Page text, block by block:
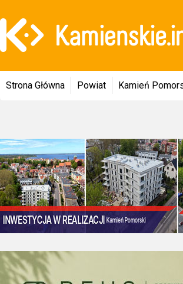
Strona Główna Powiat Kamień